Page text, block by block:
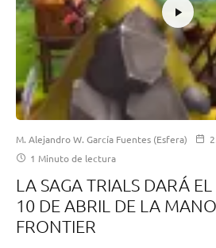
M. Alejandro W. García Fuentes (Esfera)
1 Minuto de lectura
LA SAGA TRIALS DARÁ EL
10 DE ABRIL DE LA
FRONTIER